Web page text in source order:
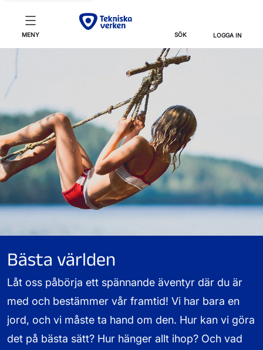
MENY SÖK LOGGA IN
Bästa världen
Låt oss påbörja ett spännande äventyr där du är
med och bestämmer vår framtid! Vi har bara en
jord, och vi måste ta hand om den. Hur kan vi göra
det på bästa sätt? Hur hänger allt ihop? Och vad